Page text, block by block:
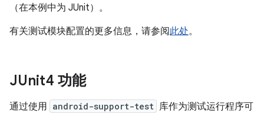
（在本例中为 JUnit）。
有关测试模块配置的更多信息，请参阅此处。
JUnit4 功能
通过使用 android-support-test 库作为测试运行程序可